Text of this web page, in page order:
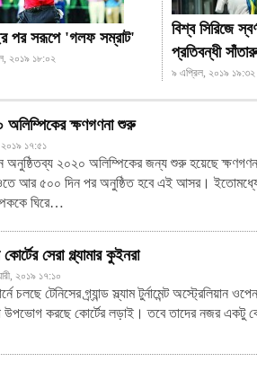
পর সরূপে 'গলফ সম্রাট'
২০১৯ ১৮:০২
বিশ্ব সিরিজে
প্রতিবন্ধী
৯ এপ্রিল, ২০১৯ ১৯:৩২
ক্ষণগণনা শুরু
২০১৯ ১৭:৫১
অনুষ্ঠিতব্য ২০২০ অলিম্পিকের জন্য শুরু হয়েছে
আর ৫০০ দিন পর অনুষ্ঠিত হবে এই আসর। ইতোমধ্যে
ঘিরে…
সেরা গ্ল্যামার কুইনরা
২০১৯ ১৭:১০
চলছে টেনিসের গ্র্যান্ড স্ল্যাম টুর্নামেন্ট অস্ট্রেলিয়ান
উপভোগ করছে কোর্টের লড়াই। তবে তাদের নজর একটু